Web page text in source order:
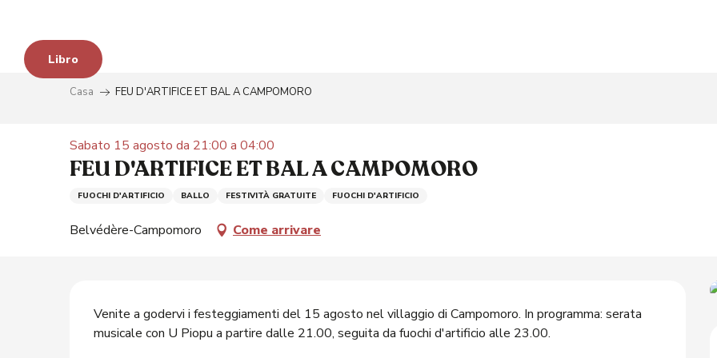
contenu
principal
Libro
Casa FEU D'ARTIFICE ET BAL A CAMPOMORO
Sabato 15 agosto da 21:00 a 04:00
FEU D'ARTIFICE ET BAL A CAMPOMORO
FUOCHI D'ARTIFICIO BALLO FESTIVITÀ GRATUITE FUOCHI D'ARTIFICIO
Belvédère-Campomoro Come arrivare
Descrizione
Venite a godervi i festeggiamenti del 15 agosto nel villaggio di Campomoro. In programma: serata
musicale con U Piopu a partire dalle 21.00, seguita da fuochi d'artificio alle 23.00.